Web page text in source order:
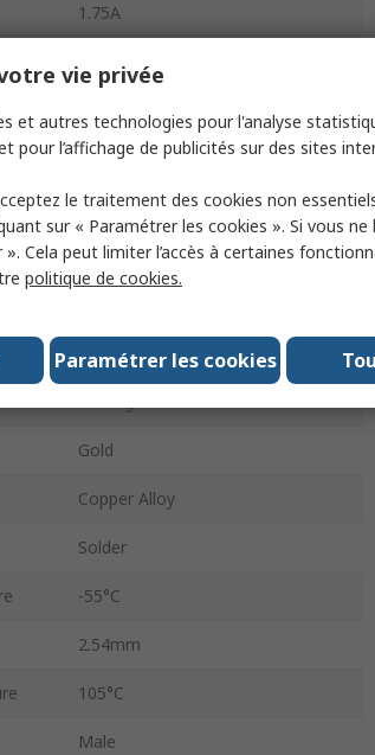
1.75A
2.54mm
Glass Filled Polyester
16
2
Right Angle
Board-to-Board, Wire-to-Board
Gold
Copper Alloy
Solder
-55°C
2.54mm
105°C
Male
vie privée
et autres technologies pour l'analyse
pour l’affichage de publicités sur des sites
le traitement des cookies non
sur « Paramétrer les cookies ». Si vous ne
Cela peut limiter l’accès à certaines
politique de cookies.
Paramétrer les cookies